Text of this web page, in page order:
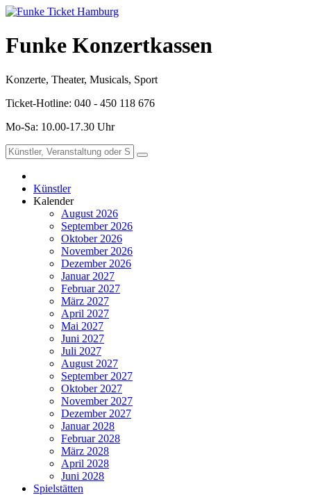
Funke Konzertkassen
Konzerte, Theater, Musicals, Sport
Ticket-Hotline: 040 - 450 118 676
Mo-Sa: 10.00-17.30 Uhr
Künstler
Kalender
August 2026
September 2026
Oktober 2026
November 2026
Dezember 2026
Januar 2027
Februar 2027
März 2027
April 2027
Mai 2027
Juni 2027
Juli 2027
August 2027
September 2027
Oktober 2027
November 2027
Dezember 2027
Januar 2028
Februar 2028
März 2028
April 2028
Juni 2028
Spielstätten